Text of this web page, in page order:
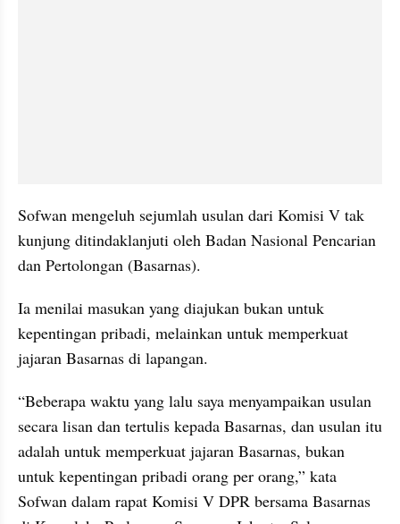
Sofwan mengeluh sejumlah usulan dari Komisi V tak
kunjung ditindaklanjuti oleh Badan Nasional Pencarian
dan Pertolongan (Basarnas).
Ia menilai masukan yang diajukan bukan untuk
kepentingan pribadi, melainkan untuk memperkuat
jajaran Basarnas di lapangan.
“Beberapa waktu yang lalu saya menyampaikan usulan
secara lisan dan tertulis kepada Basarnas, dan usulan itu
adalah untuk memperkuat jajaran Basarnas, bukan
untuk kepentingan pribadi orang per orang,” kata
Sofwan dalam rapat Komisi V DPR bersama Basarnas